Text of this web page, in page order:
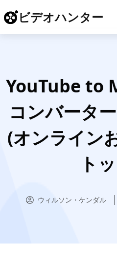
ビデオハンター
YouTube to
コンバータ
(オンライン
ト
ウィルソン・ケンダル